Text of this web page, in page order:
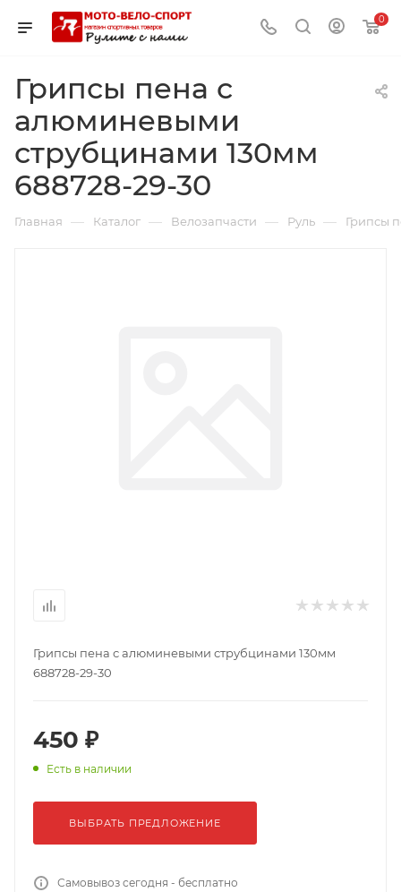
0
Грипсы пена с
алюминевыми
струбцинами 130мм
688728-29-30
Главная — Каталог — Велозапчасти — Руль — Грипсы
Грипсы пена с алюминевыми струбцинами 130мм
688728-29-30
450 ₽
Есть в наличии
ВЫБРАТЬ ПРЕДЛОЖЕНИЕ
Самовывоз сегодня - бесплатно